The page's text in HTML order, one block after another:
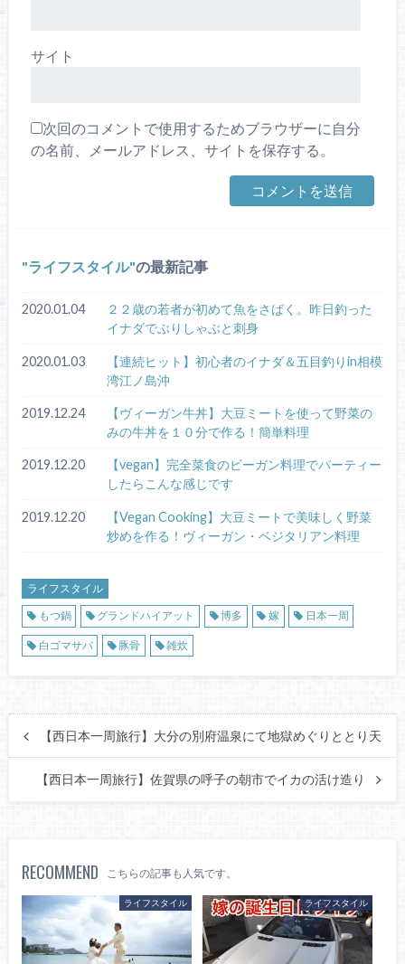
サイト
次回のコメントで使用するためブラウザーに自分
の名前、メールアドレス、サイトを保存する。
ライフスタイル の最新記事
2020.01.04
２２歳の若者が初めて魚をさばく。昨日釣った
イナダでぶりしゃぶと刺身
2020.01.03
【連続ヒット】初心者のイナダ＆五目釣りin相模
湾江ノ島沖
2019.12.24
【ヴィーガン牛丼】大豆ミートを使って野菜の
みの牛丼を１０分で作る！簡単料理
2019.12.20
【vegan】完全菜食のビーガン料理でパーティー
したらこんな感じです
2019.12.20
【Vegan Cooking】大豆ミートで美味しく野菜
炒めを作る！ヴィーガン・ベジタリアン料理
ライフスタイル
もつ鍋
グランドハイアット 博多 嫁 日本一周
白ゴマサバ 豚骨 雑炊
【西日本一周旅行】大分の別府温泉にて地獄めぐりととり天
【西日本一周旅行】佐賀県の呼子の朝市でイカの活け造り
RECOMMEND こちらの記事も人気です。
ライフスタイル ライフスタイル